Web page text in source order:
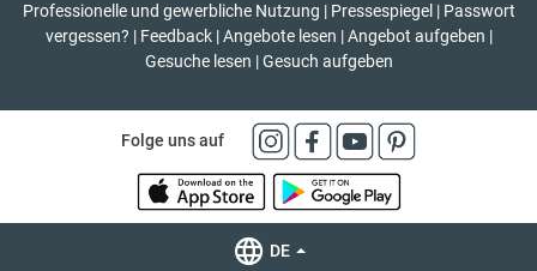
Professionelle und gewerbliche Nutzung | Pressespiegel | Passwort
vergessen? | Feedback | Angebote lesen | Angebot aufgeben |
Gesuche lesen | Gesuch aufgeben
Folge uns auf
DE